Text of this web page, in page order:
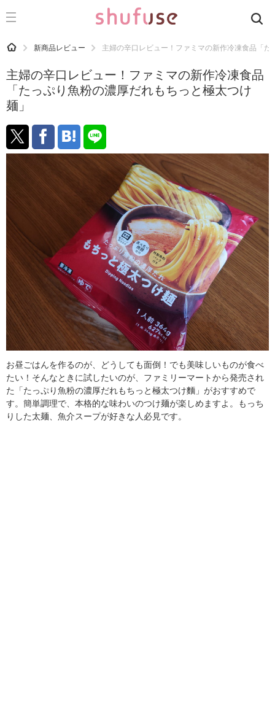
CATEGORY 記事カテゴリ
生活の知恵
お金
食材辞典
おすすめ
HOME 新商品レビュー 主婦の辛口レビュー！ファミマの新作冷凍食品「
主婦の辛口レビュー！ファミマの新作冷凍食品
「たっぷり魚粉の濃厚だれもちっと極太つけ
麺」
お昼ごはんを作るのが、どうしても面倒！でも美味しいものが食べ
たい！そんなときに試したいのが、ファミリーマートから発売され
た「たっぷり魚粉の濃厚だれもちっと極太つけ麵」がおすすめで
す。簡単調理で、本格的な味わいのつけ麺が楽しめますよ。もっち
りした太麺、魚介スープが好きな人必見です。